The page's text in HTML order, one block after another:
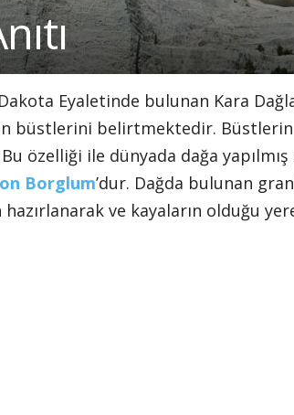
Eyaletinde bulunan Kara
büstlerini belirtmektedir. Büstlerin
özelliği ile dünyada dağa yapılmış
Borglum’dur. Dağda bulunan
ve kayaların olduğu